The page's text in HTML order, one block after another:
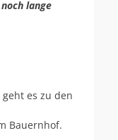
lange
es zu den
Bauernhof.